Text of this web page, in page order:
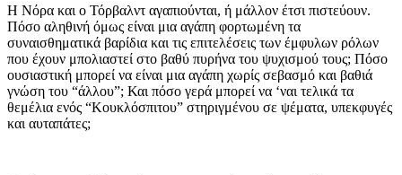
Η Νόρα και ο Τόρβαλντ αγαπιούνται, ή μάλλον έτσι πιστεύουν.
Πόσο αληθινή όμως είναι μια αγάπη φορτωμένη τα
συναισθηματικά βαρίδια και τις επιτελέσεις των έμφυλων ρόλων
που έχουν μπολιαστεί στο βαθύ πυρήνα του ψυχισμού τους; Πόσο
ουσιαστική μπορεί να είναι μια αγάπη χωρίς σεβασμό και βαθιά
γνώση του “άλλου”; Και πόσο γερά μπορεί να ‘ναι τελικά τα
θεμέλια ενός “Κουκλόσπιτου” στηριγμένου σε ψέματα, υπεκφυγές
και αυταπάτες;